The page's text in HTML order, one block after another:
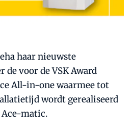
haar nieuwste
de voor de VSK Award
All-in-one waarmee tot
wordt gerealiseerd
Ace-matic.